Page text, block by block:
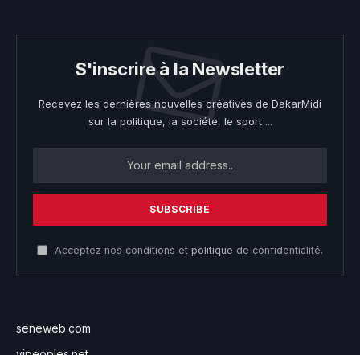
S'inscrire à la Newsletter
Recevez les dernières nouvelles créatives de DakarMidi
sur la politique, la société, le sport ...
Acceptez nos conditions et politique de confidentialité.
seneweb.com